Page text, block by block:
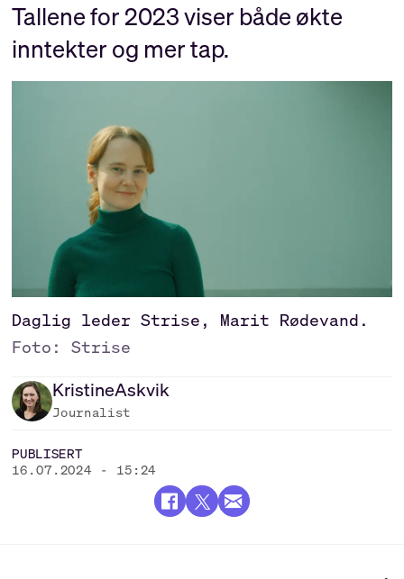
Tallene for 2023 viser både økte
inntekter og mer tap.
Daglig leder Strise, Marit Rødevand.
Foto: Strise
KristineAskvik
Journalist
PUBLISERT
16.07.2024 - 15:24